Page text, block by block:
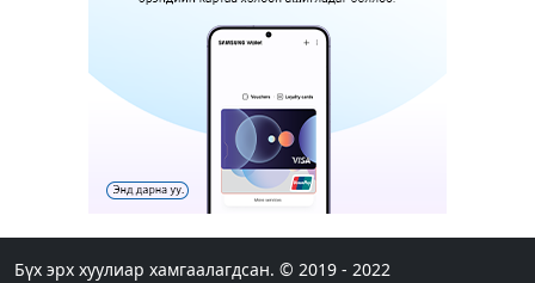
18 цагийн өмнө
Шатахуун дамлаж байгаа асуудалд ТЕГ-аас
холбогдох мэдээллийн дагуу шалгалтын
ажиллагааг эрчимжүүлж байна
20 цагийн өмнө 8
боломжоор хангана
Бүх эрх хуулиар хамгаалагдсан. © 2019 - 2022